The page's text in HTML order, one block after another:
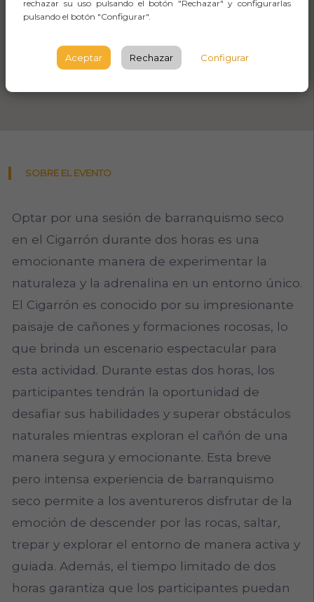
SOBRE EL EVENTO
Optar por una sesión de barranquismo seco
en el Cigarrón durante dos horas es una
emocionante manera de experimentar la
naturaleza y la adrenalina en un entorno único.
El Cigarrón es conocido por su impresionante
paisaje de cañones y formaciones rocosas, lo
que brinda un escenario espectacular para
esta actividad. Durante estas dos horas, los
participantes tendrán la oportunidad de
desafiar sus habilidades y superar obstáculos
naturales mientras exploran el cañón de una
manera segura y emocionante. Esta breve
pero intensa experiencia de barranquismo
seco permite a los aventureros disfrutar de la
emoción de descender por las rocas, saltar,
trepar y explorar el entorno de manera activa y
guiada. Además, el tiempo limitado de dos
horas garantiza que los participantes puedan
rechazar su uso pulsando el botón "Rechazar" y configurarlas
pulsando el botón "Configurar".
Aceptar Rechazar Configurar